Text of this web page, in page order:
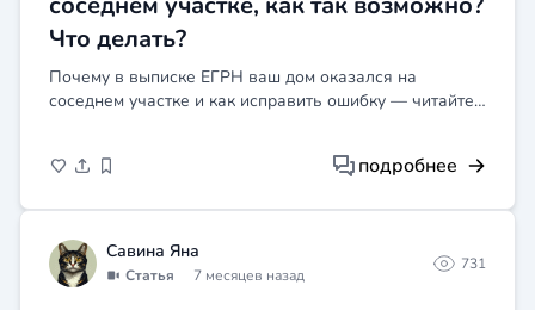
средства. Также стоит обратить внимание на
условия оферты или правила оказания услуг,
студии лазерной эпиляции. Они могут
содержать информацию о порядке и
возможность возврата остатка денежных
средств зависит от условий договора, правил
Рекомендуется обратиться к юристу или
специалисту по защите прав потребителей
Что делать?
Почему в выписке ЕГРН ваш дом оказался на
соседнем участке и как исправить ошибку — читайте
подробнее
Савина Яна
Статья 7 месяцев назад
731